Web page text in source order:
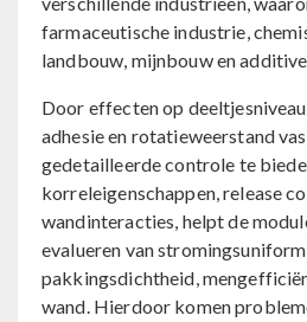
farmaceutische industrie,
landbouw, mijnbouw en
Door effecten op
adhesie en rotatieweerstand
gedetailleerde controle te
korreleigenschappen, release
wandinteracties, helpt de
evalueren van
pakkingsdichtheid,
wand. Hierdoor komen